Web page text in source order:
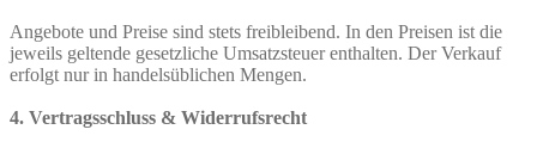
Angebote und Preise sind stets freibleibend. In den Preisen ist die
jeweils geltende gesetzliche Umsatzsteuer enthalten. Der Verkauf
erfolgt nur in handelsüblichen Mengen.
4. Vertragsschluss & Widerrufsrecht